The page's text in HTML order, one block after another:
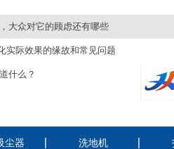
大众对它的顾虑还有哪些
实际效果的缘故和常见问题
什么？
尘器 洗地机